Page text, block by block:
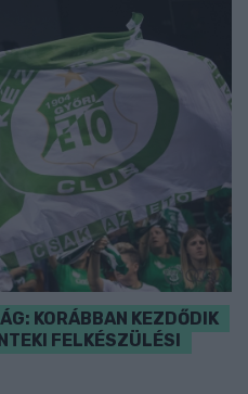
KORÁBBAN KEZDŐDIK
FELKÉSZÜLÉSI